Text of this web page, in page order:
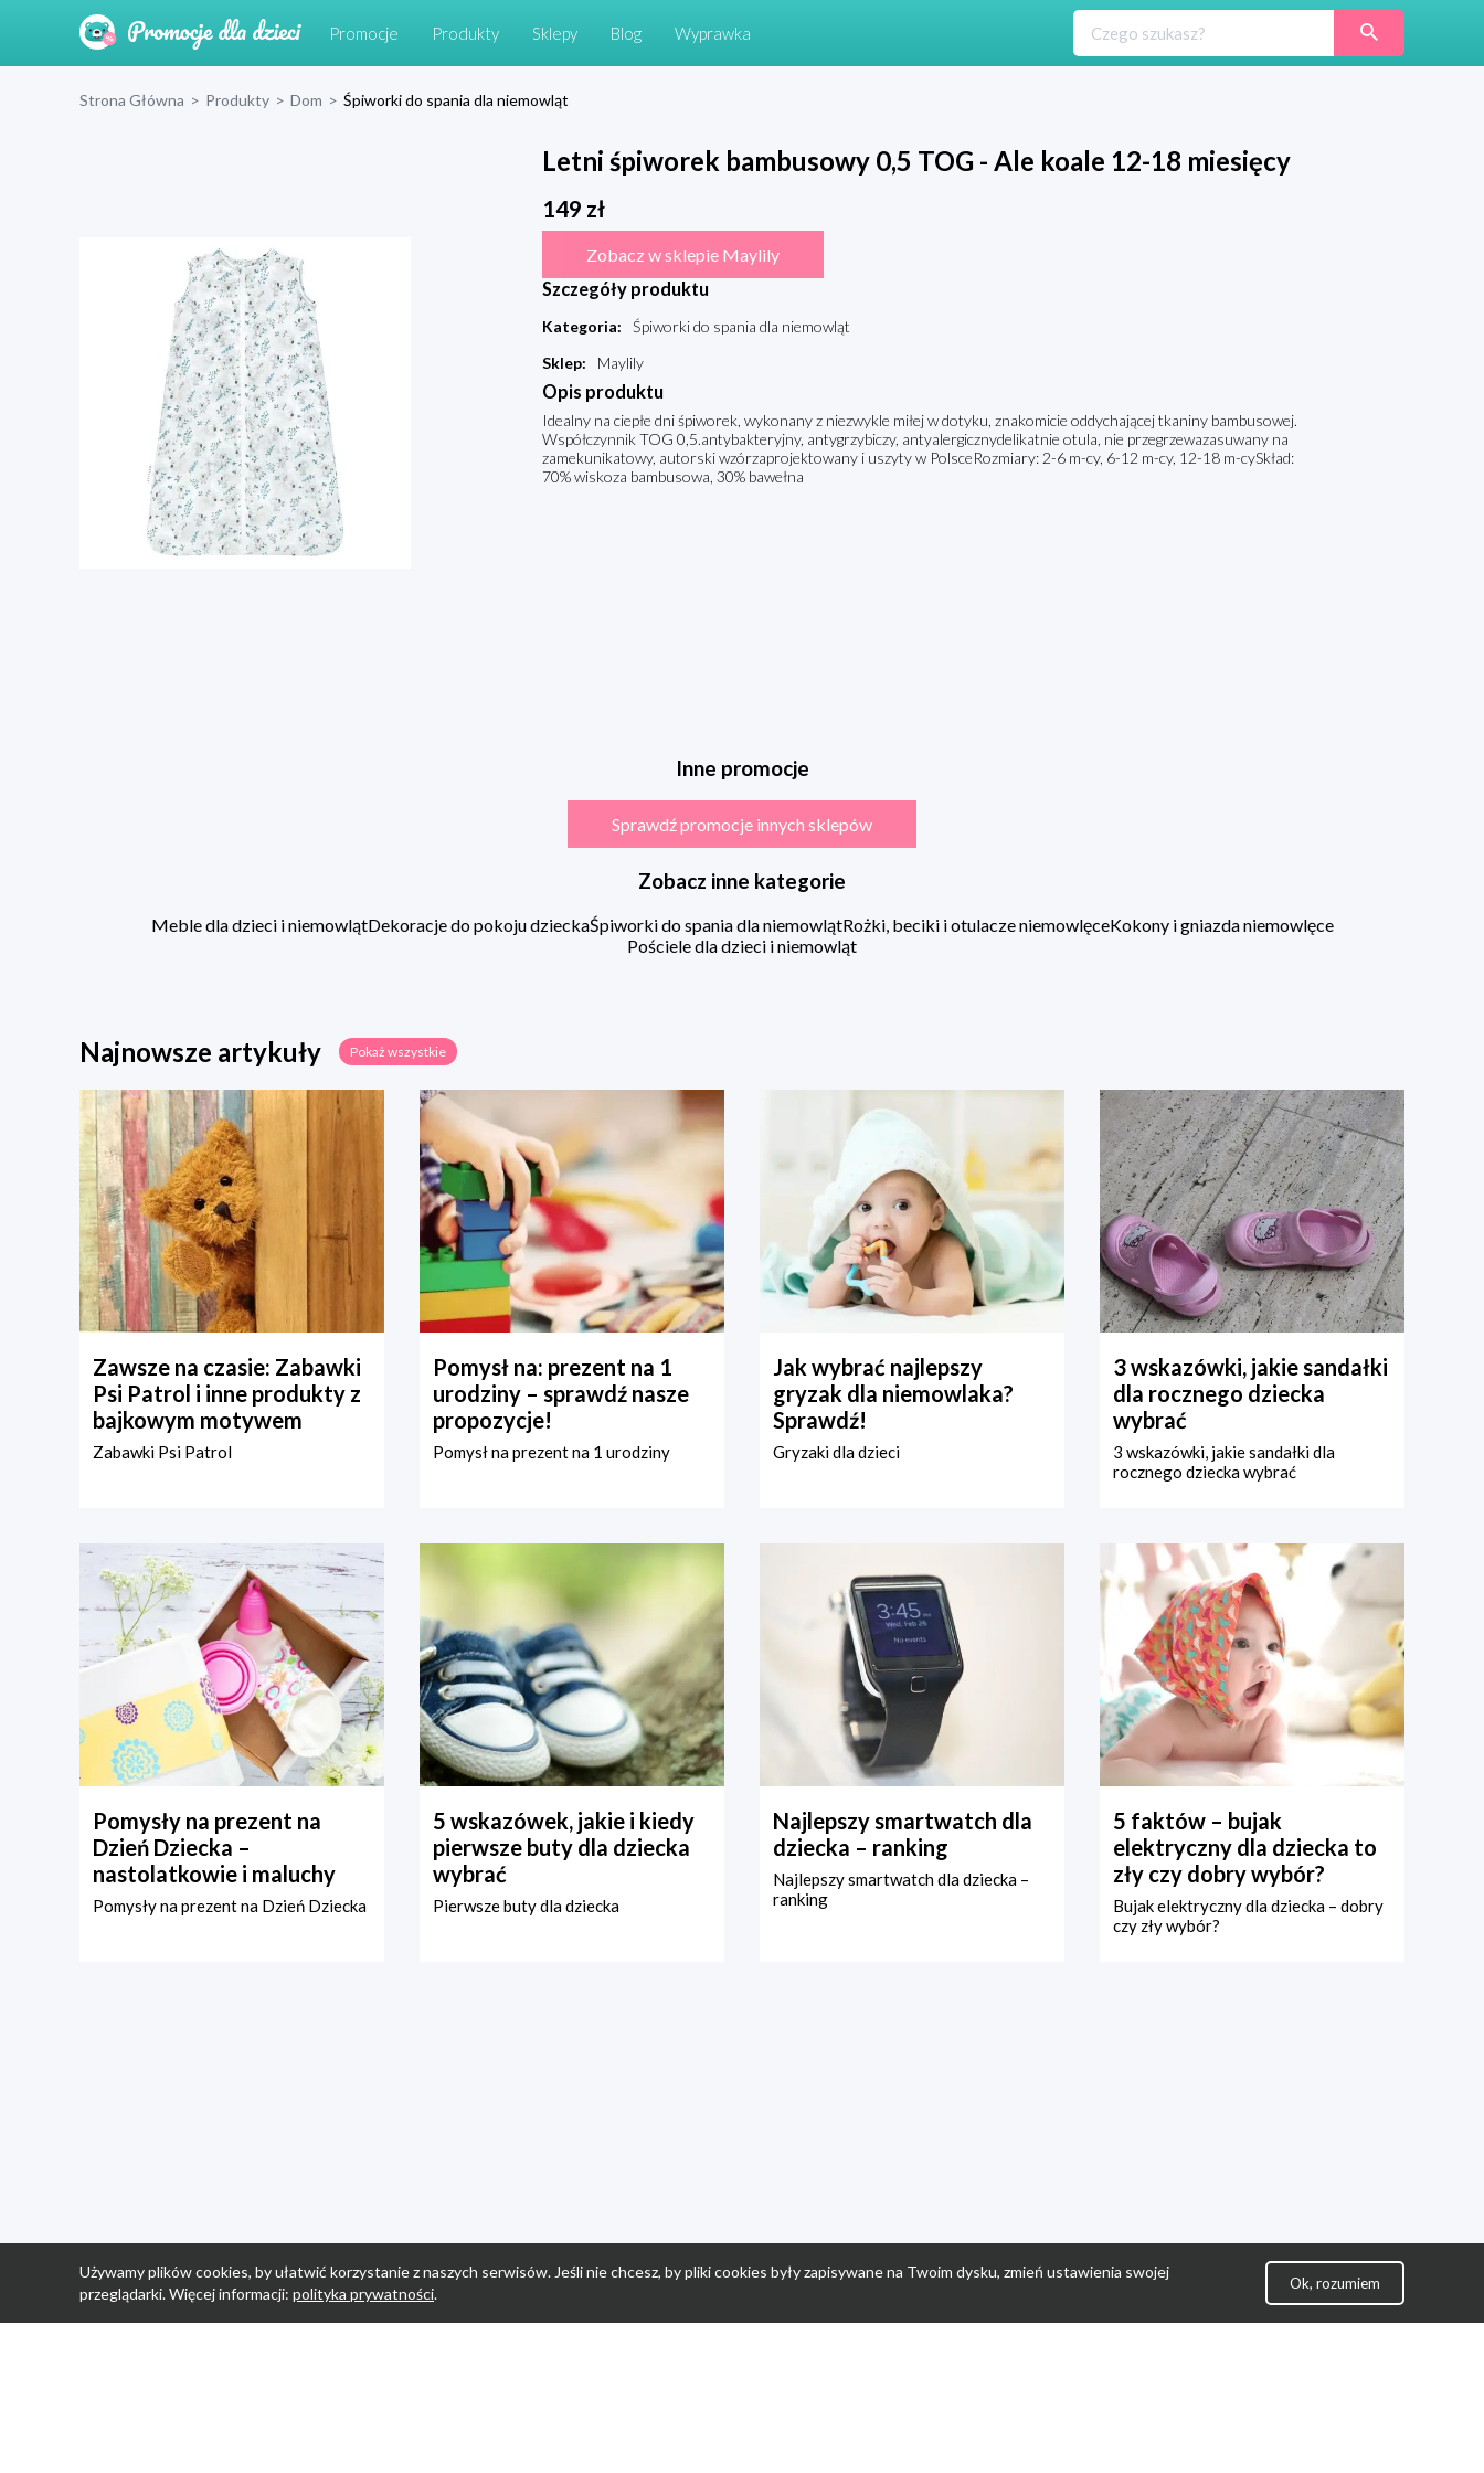
Promocje Produkty Sklepy Blog Wyprawka
Strona Główna > Produkty > Dom > Śpiworki do spania dla niemowląt
Letni śpiworek bambusowy 0,5 TOG - Ale koale 12-18 miesięcy
149 zł
Zobacz w sklepie Maylily
Szczegóły produktu
Kategoria:
Śpiworki do spania dla niemowląt
Sklep: Maylily
Opis produktu
Idealny na ciepłe dni śpiworek, wykonany z niezwykle miłej w dotyku, znakomicie oddychającej tkaniny bambusowej.
Współczynnik TOG 0,5.antybakteryjny, antygrzybiczy, antyalergicznydelikatnie otula, nie przegrzewazasuwany na
zamekunikatowy, autorski wzórzaprojektowany i uszyty w PolsceRozmiary: 2-6 m-cy, 6-12 m-cy, 12-18 m-cySkład:
70% wiskoza bambusowa, 30% bawełna
Inne promocje
Sprawdź promocje innych sklepów
Zobacz inne kategorie
Meble dla dzieci i niemowlątDekoracje do pokoju dzieckaŚpiworki do spania dla niemowlątRożki, beciki i otulacze niemowlęceKokony i gniazda niemowlęce
Pościele dla dzieci i niemowląt
Najnowsze artykuły Pokaż wszystkie
Zawsze na czasie: Zabawki
Psi Patrol i inne produkty z
bajkowym motywem
Zabawki Psi Patrol
Pomysł na: prezent na 1
urodziny – sprawdź nasze
propozycje!
Pomysł na prezent na 1 urodziny
Jak wybrać najlepszy
gryzak dla niemowlaka?
Sprawdź!
Gryzaki dla dzieci
3 wskazówki, jakie sandałki
dla rocznego dziecka
wybrać
3 wskazówki, jakie sandałki dla
rocznego dziecka wybrać
Pomysły na prezent na
Dzień Dziecka –
nastolatkowie i maluchy
Pomysły na prezent na Dzień Dziecka
5 wskazówek, jakie i kiedy
pierwsze buty dla dziecka
wybrać
Pierwsze buty dla dziecka
Najlepszy smartwatch dla
dziecka – ranking
Najlepszy smartwatch dla dziecka –
ranking
5 faktów – bujak
elektryczny dla dziecka to
zły czy dobry wybór?
Bujak elektryczny dla dziecka – dobry
czy zły wybór?
Używamy plików cookies, by ułatwić korzystanie z naszych serwisów. Jeśli nie chcesz, by pliki cookies były zapisywane na Twoim dysku, zmień ustawienia swojej
przeglądarki. Więcej informacji: polityka prywatności.
Ok, rozumiem